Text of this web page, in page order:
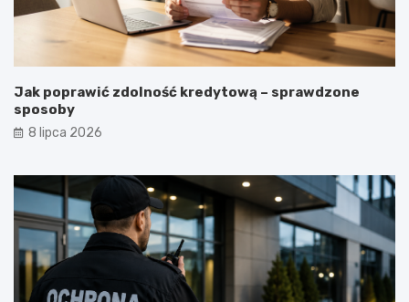
Jak poprawić zdolność kredytową – sprawdzone
sposoby
8 lipca 2026